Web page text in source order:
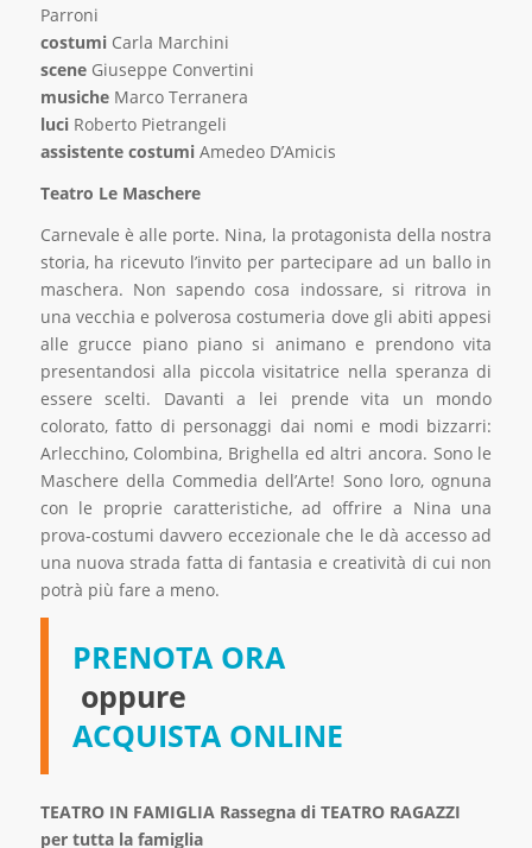
Parroni
costumiCarla Marchini
sceneGiuseppe Convertini
musicheMarco Terranera
luciRoberto Pietrangeli
assistente costumiAmedeo D’Amicis
Teatro Le Maschere
Carnevale è alle porte. Nina, la protagonista della nostra
storia, ha ricevuto l’invito per partecipare ad un ballo in
maschera. Non sapendo cosa indossare, si ritrova in
una vecchia e polverosa costumeria dove gli abiti appesi
alle grucce piano piano si animano e prendono vita
presentandosi alla piccola visitatrice nella speranza di
essere scelti. Davanti a lei prende vita un mondo
colorato, fatto di personaggi dai nomi e modi bizzarri:
Arlecchino, Colombina, Brighella ed altri ancora. Sono le
Maschere della Commedia dell’Arte! Sono loro, ognuna
con le proprie caratteristiche, ad offrire a Nina una
prova-costumi davvero eccezionale che le dà accesso ad
una nuova strada fatta di fantasia e creatività di cui non
potrà più fare a meno.
PRENOTA ORA
oppure
ACQUISTA ONLINE
TEATRO IN FAMIGLIA Rassegna di TEATRO RAGAZZI
per tutta la famiglia